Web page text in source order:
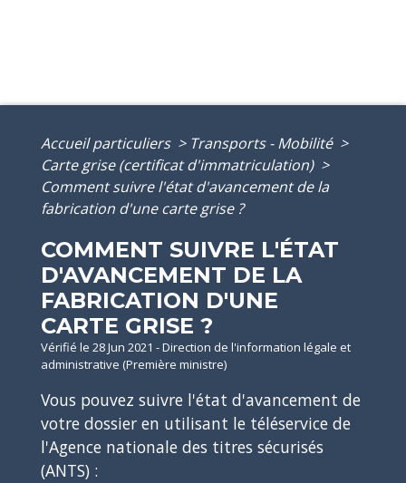
Accueil particuliers > Transports - Mobilité >
Carte grise (certificat d'immatriculation) >
Comment suivre l'état d'avancement de la
fabrication d'une carte grise ?
COMMENT SUIVRE L'ÉTAT
D'AVANCEMENT DE LA
FABRICATION D'UNE
CARTE GRISE ?
Vérifié le 28 Jun 2021 - Direction de l'information légale et
administrative (Première ministre)
Vous pouvez suivre l'état d'avancement de
votre dossier en utilisant le téléservice de
l'Agence nationale des titres sécurisés
(ANTS) :